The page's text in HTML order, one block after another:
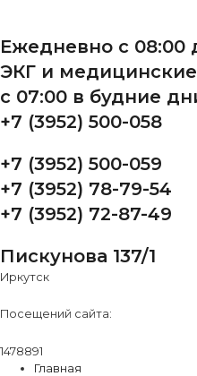
Ежедневно с 08:00
ЭКГ и
с 07:00 в будние
+7 (3952) 500-058
+7 (3952) 500-059
+7 (3952) 78-79-54
+7 (3952) 72-87-49
Пискунова 137/1
Иркутск
Посещений сайта:
1478891
Главная